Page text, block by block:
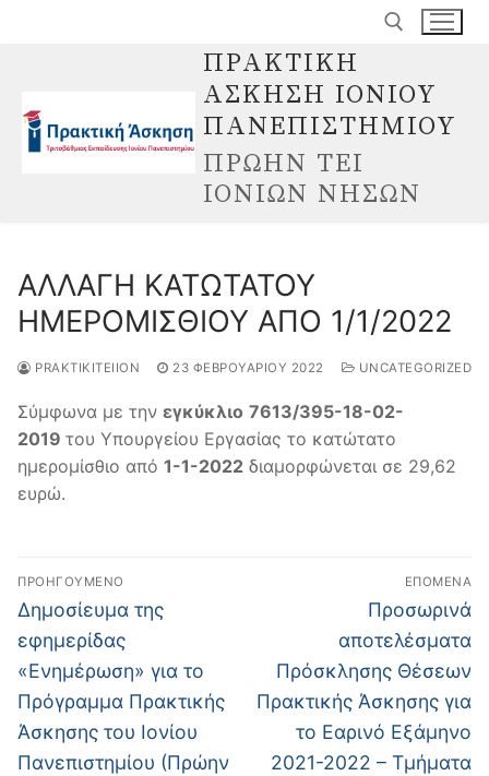
Αναζήτηση για:
ΠΡΑΚΤΙΚΗ
ΑΣΚΗΣΗ ΙΟΝΙΟΥ
ΠΑΝΕΠΙΣΤΗΜΙΟΥ
ΠΡΩΗΝ ΤΕΙ
ΙΟΝΙΩΝ ΝΗΣΩΝ
ΑΛΛΑΓΗ ΚΑΤΩΤΑΤΟΥ
ΗΜΕΡΟΜΙΣΘΙΟΥ ΑΠΟ 1/1/2022
PRAKTIKITEIION 23 ΦΕΒΡΟΥΑΡΊΟΥ 2022 UNCATEGORIZED
Σύμφωνα με την εγκύκλιο 7613/395-18-02-
2019 του Υπουργείου Εργασίας το κατώτατο
ημερομίσθιο από 1-1-2022 διαμορφώνεται σε 29,62
ευρώ.
Πλοήγηση
άρθρων
ΠΡΟΗΓΟΎΜΕΝΟ
Προηγούμενο
άρθρο:
Δημοσίευμα της
εφημερίδας
«Ενημέρωση» για το
Πρόγραμμα Πρακτικής
Άσκησης του Ιονίου
Πανεπιστημίου (Πρώην
ΕΠΌΜΕΝΑ
Επόμενο
άρθρο:
Προσωρινά
αποτελέσματα
Πρόσκλησης Θέσεων
Πρακτικής Άσκησης για
το Εαρινό Εξάμηνο
2021-2022 – Τμήματα